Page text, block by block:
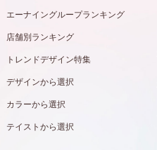
エーナイングループランキング
店舗別ランキング
トレンドデザイン特集
デザインから選択
カラーから選択
テイストから選択